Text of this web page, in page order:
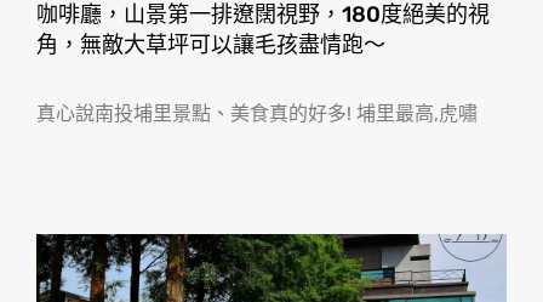
咖啡廳，山景第一排遼闊視野，180度絕美的視
角，無敵大草坪可以讓毛孩盡情跑〜
真心說南投埔里景點、美食真的好多! 埔里最高,虎嘯